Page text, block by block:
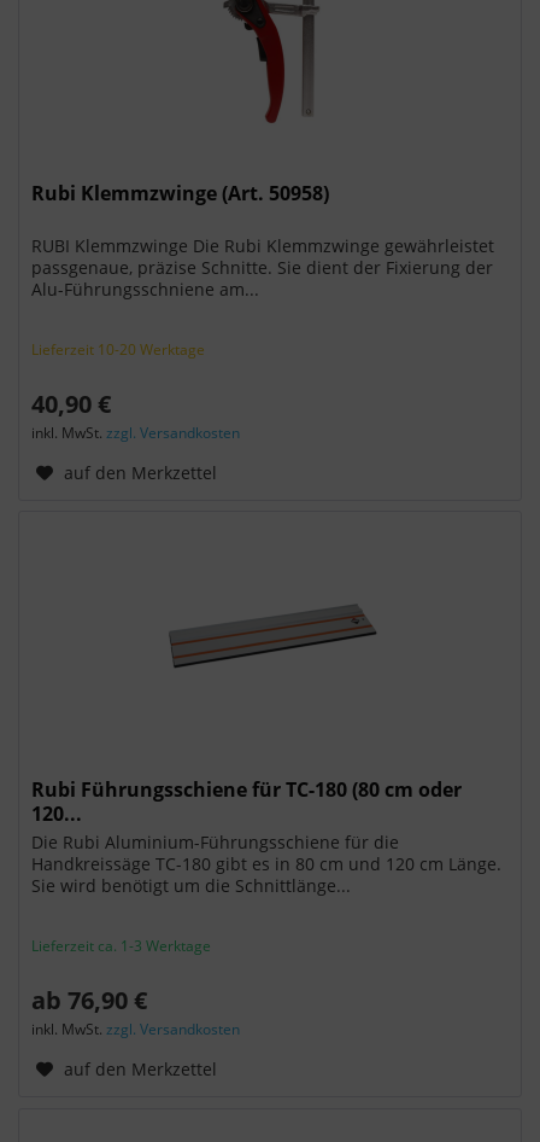
Rubi Klemmzwinge (Art. 50958)
RUBI Klemmzwinge Die Rubi Klemmzwinge gewährleistet
passgenaue, präzise Schnitte. Sie dient der Fixierung der
Alu-Führungsschniene am...
Lieferzeit 10-20 Werktage
40,90 €
inkl. MwSt.zzgl. Versandkosten
auf den Merkzettel
Rubi Führungsschiene für TC-180 (80 cm oder
120...
Die Rubi Aluminium-Führungsschiene für die
Handkreissäge TC-180 gibt es in 80 cm und 120 cm Länge.
Sie wird benötigt um die Schnittlänge...
Lieferzeit ca. 1-3 Werktage
ab 76,90 €
inkl. MwSt.zzgl. Versandkosten
auf den Merkzettel